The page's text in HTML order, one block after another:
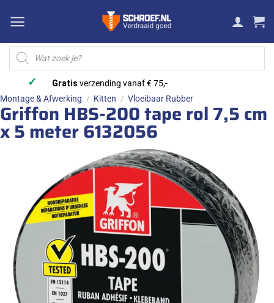
naar
inhoud
Producten
zoeken
✓ Gratis verzending vanaf € 75,-
Montage & Afwerking / Kitten / Vloeibaar Rubber
Griffon HBS-200 tape rol 7,5 cm
x 5 meter 6132056